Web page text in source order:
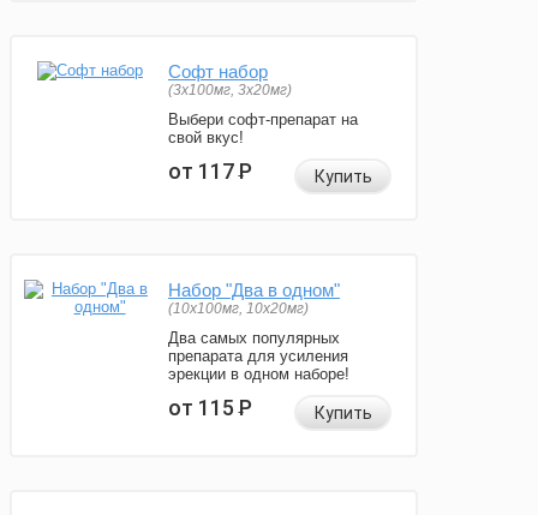
Софт набор
(3x100мг, 3x20мг)
Выбери софт-препарат на
свой вкус!
от 117Р Купить
Набор "Два в одном"
(10x100мг, 10x20мг)
Два самых популярных
препарата для усиления
эрекции в одном наборе!
от 115Р Купить